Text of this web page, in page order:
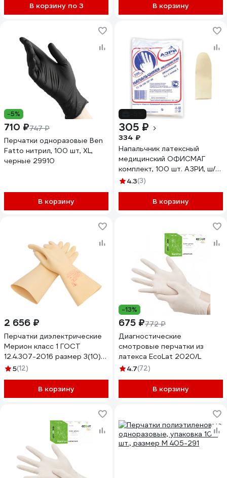
В корзину по 3 В корзину
-5%
710 ₽747 ₽
Перчатки одноразовые Ben
Fatto нитрил, 100 шт, XL,
черные 29910
В корзину
305 ₽
334 ₽
Напальчник латексный
медицинский ОФИСМАГ
комплект, 100 шт. АЗРИ, ш/к
90086 631500
4.3(3)
В корзину
2 656 ₽
Перчатки диэлектрические
Мерион класс 1 ГОСТ
12.4.307-2016 размер 3(10)
ПЕР122.3
5(12)
В корзину
-13%
675 ₽772 ₽
Диагностические
смотровые перчатки из
латекса EcoLat 2020/L
4.7(72)
В корзину